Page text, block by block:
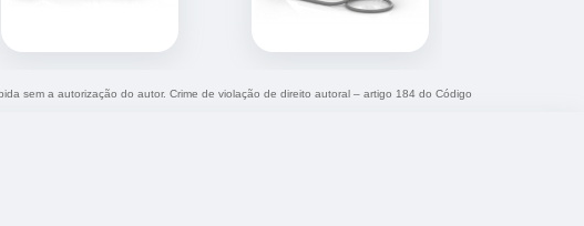
sem a autorização do autor. Crime de violação de direito autoral – artigo 184 do Código